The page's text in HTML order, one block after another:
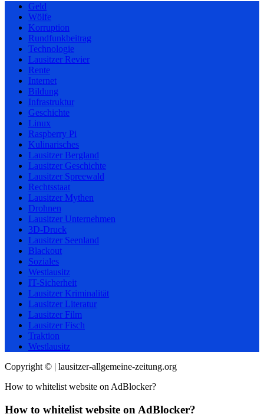
Geld
Wölfe
Korruption
Rundfunkbeitrag
Technologie
Lausitzer Revier
Rente
Internet
Bildung
Infrastruktur
Geschichte
Linux
Raspberry Pi
Kulinarisches
Lausitzer Bergland
Lausitzer Geschichte
Lausitzer Spreewald
Rechtsstaat
Lausitzer Mythen
Drohnen
Lausitzer Unternehmen
3D-Druck
Lausitzer Seenland
Blackout
Soziales
Westlausitz
IT-Sicherheit
Lausitzer Kriminalität
Lausitzer Literatur
Lausitzer Film
Lausitzer Fisch
Traktion
Westlausitz
Copyright © | lausitzer-allgemeine-zeitung.org
How to whitelist website on AdBlocker?
How to whitelist website on AdBlocker?